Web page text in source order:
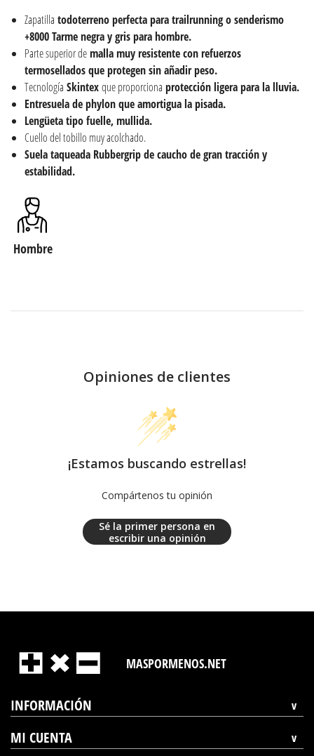
Zapatilla todoterreno perfecta para trailrunning o senderismo
+8000 Tarme negra y gris para hombre.
Parte superior demalla muy resistente con refuerzos
termosellados que protegen sin añadir peso.
Tecnología Skintexque proporciona protección ligera para la lluvia.
Entresuela de phylon que amortigua la pisada.
Lengüeta tipo fuelle, mullida.
Cuello del tobillo muy acolchado.
Suela taqueada Rubbergrip de caucho de gran tracción y
estabilidad.
Hombre
Opiniones de clientes
¡Estamos buscando estrellas!
Compártenos tu opinión
Sé la primer persona en
escribir una opinión
MASPORMENOS.NET
INFORMACIÓN
MI CUENTA